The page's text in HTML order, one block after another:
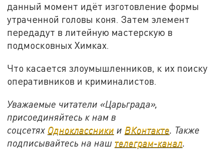
данный момент идёт изготовление формы
утраченной головы коня. Затем элемент
передадут в литейную мастерскую в
подмосковных Химках.
Что касается злоумышленников, к их поиску
оперативников и криминалистов.
Уважаемые читатели «Царьграда»,
присоединяйтесь к нам в
соцсетях Одноклассники и ВКонтакте. Также
подписывайтесь на наш телеграм-канал.